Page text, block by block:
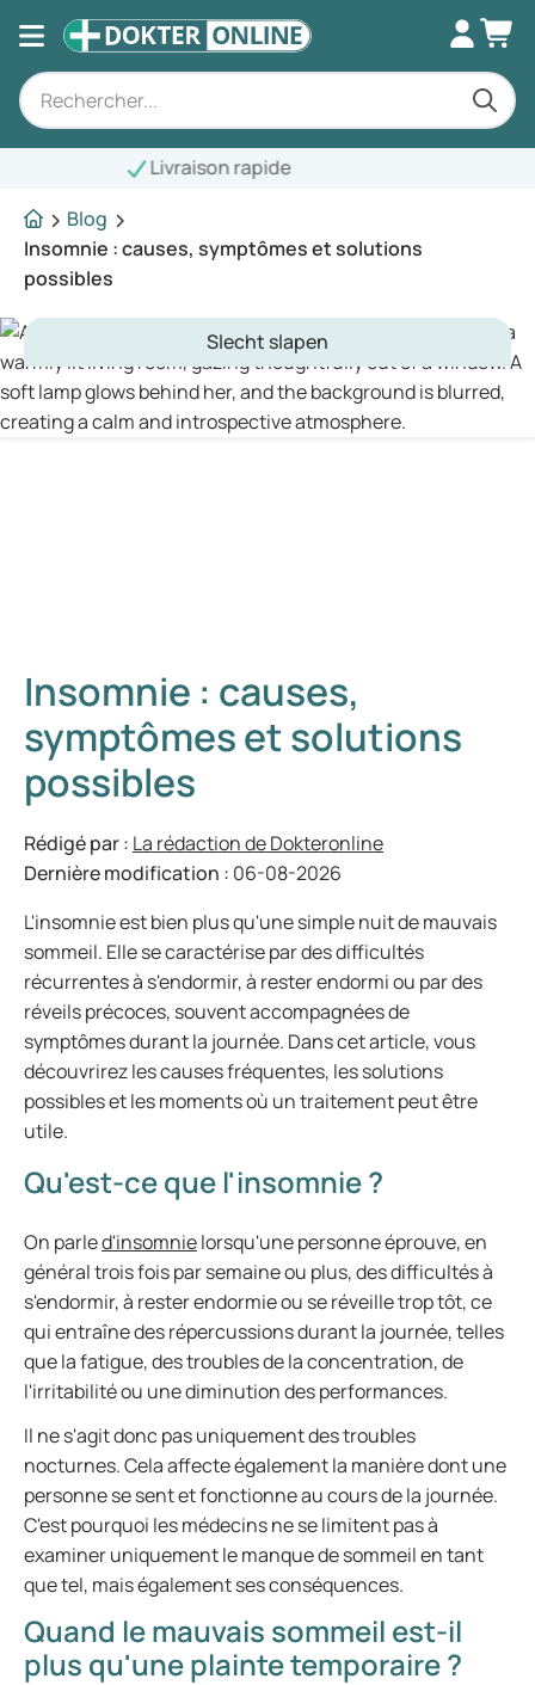
Blog
Insomnie : causes, symptômes et solutions
possibles
Slecht slapen
Insomnie : causes,
symptômes et solutions
possibles
Rédigé par : La rédaction de Dokteronline
Dernière modification : 06-08-2026
L'insomnie est bien plus qu'une simple nuit de mauvais
sommeil. Elle se caractérise par des difficultés
récurrentes à s'endormir, à rester endormi ou par des
réveils précoces, souvent accompagnées de
symptômes durant la journée. Dans cet article, vous
découvrirez les causes fréquentes, les solutions
possibles et les moments où un traitement peut être
utile.
Qu'est-ce que l'insomnie ?
On parled'insomnielorsqu'une personne éprouve, en
général trois fois par semaine ou plus, des difficultés à
s'endormir, à rester endormie ou se réveille trop tôt, ce
qui entraîne des répercussions durant la journée, telles
que la fatigue, des troubles de la concentration, de
l'irritabilité ou une diminution des performances.
Il ne s'agit donc pas uniquement des troubles
nocturnes. Cela affecte également la manière dont une
personne se sent et fonctionne au cours de la journée.
C'est pourquoi les médecins ne se limitent pas à
examiner uniquement le manque de sommeil en tant
que tel, mais également ses conséquences.
Quand le mauvais sommeil est-il
plus qu'une plainte temporaire ?